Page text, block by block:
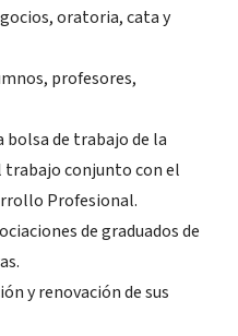
oratoria, cata y
profesores,
bolsa de trabajo de la
trabajo conjunto con el
Profesional.
de graduados de
y renovación de sus